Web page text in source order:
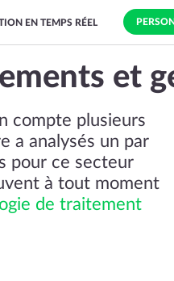
EN TEMPS RÉEL
et
compte plusieurs
a analysés un par
pour ce secteur
à tout moment
de traitement